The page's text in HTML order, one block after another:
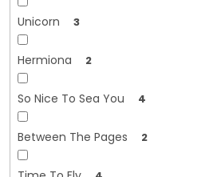
Unicorn 3
Hermiona 2
So Nice To Sea You 4
Between The Pages 2